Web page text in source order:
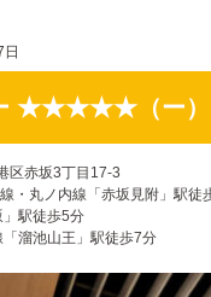
★★★★★（ー）
区赤坂3丁目17-3
・丸ノ内線「赤坂見附」駅徒
駅徒歩5分
溜池山王」駅徒歩7分